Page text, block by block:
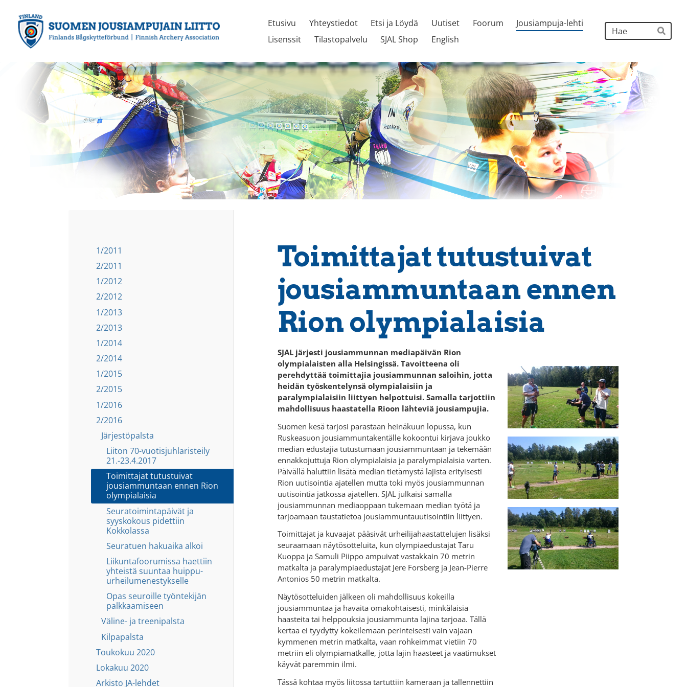
sivun
sisältöön
Suomen Jousiampujain Liitto ry
Etusivu Yhteystiedot Etsi ja Löydä Uutiset Foorum
Jousiampuja-lehti
Lisenssit
Tilastopalvelu SJAL Shop English Hae
1/2011
2/2011
1/2012
2/2012
1/2013
2/2013
1/2014
2/2014
1/2015
2/2015
1/2016
2/2016
Järjestöpalsta
Liiton 70-vuotisjuhlaristeily
21.-23.4.2017
Toimittajat tutustuivat
jousiammuntaan ennen Rion
olympialaisia
Seuratoimintapäivät ja
syyskokous pidettiin
Kokkolassa
Seuratuen hakuaika alkoi
Liikuntafoorumissa haettiin
yhteistä suuntaa huippu-
urheilumenestykselle
Opas seuroille työntekijän
palkkaamiseen
Väline- ja treenipalsta
Kilpapalsta
Toukokuu 2020
Lokakuu 2020
Arkisto JA-lehdet
Toimittajat tutustuivat
jousiammuntaan ennen
Rion olympialaisia
SJAL järjesti jousiammunnan mediapäivän Rion
olympialaisten alla Helsingissä. Tavoitteena oli
perehdyttää toimittajia jousiammunnan saloihin, jotta
heidän työskentelynsä olympialaisiin ja
paralympialaisiin liittyen helpottuisi. Samalla tarjottiin
mahdollisuus haastatella Rioon lähteviä jousiampujia.
Suomen kesä tarjosi parastaan heinäkuun lopussa, kun
Ruskeasuon jousiammuntakentälle kokoontui kirjava joukko
median edustajia tutustumaan jousiammuntaan ja tekemään
ennakkojuttuja Rion olympialaisia ja paralympialaisia varten.
Päivällä haluttiin lisätä median tietämystä lajista erityisesti
Rion uutisointia ajatellen mutta toki myös jousiammunnan
uutisointia jatkossa ajatellen. SJAL julkaisi samalla
jousiammunnan mediaoppaan tukemaan median työtä ja
tarjoamaan taustatietoa jousiammuntauutisointiin liittyen.
Toimittajat ja kuvaajat pääsivät urheilijahaastattelujen lisäksi
seuraamaan näytösotteluita, kun olympiaedustajat Taru
Kuoppa ja Samuli Piippo ampuivat vastakkain 70 metrin
matkalta ja paralympiaedustajat Jere Forsberg ja Jean-Pierre
Antonios 50 metrin matkalta.
Näytösotteluiden jälkeen oli mahdollisuus kokeilla
jousiammuntaa ja havaita omakohtaisesti, minkälaisia
haasteita tai helppouksia jousiammunta lajina tarjoaa. Tällä
kertaa ei tyydytty kokeilemaan perinteisesti vain vajaan
kymmenen metrin matkalta, vaan rohkeimmat vietiin 70
metriin eli olympiamatkalle, jotta lajin haasteet ja vaatimukset
käyvät paremmin ilmi.
Tässä kohtaa myös liitossa tartuttiin kameraan ja tallennettiin